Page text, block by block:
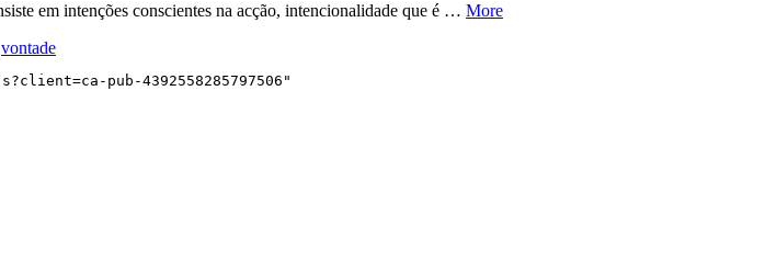
em intenções conscientes na acção, intencionalidade que é … More
vontade
pub-4392558285797506"